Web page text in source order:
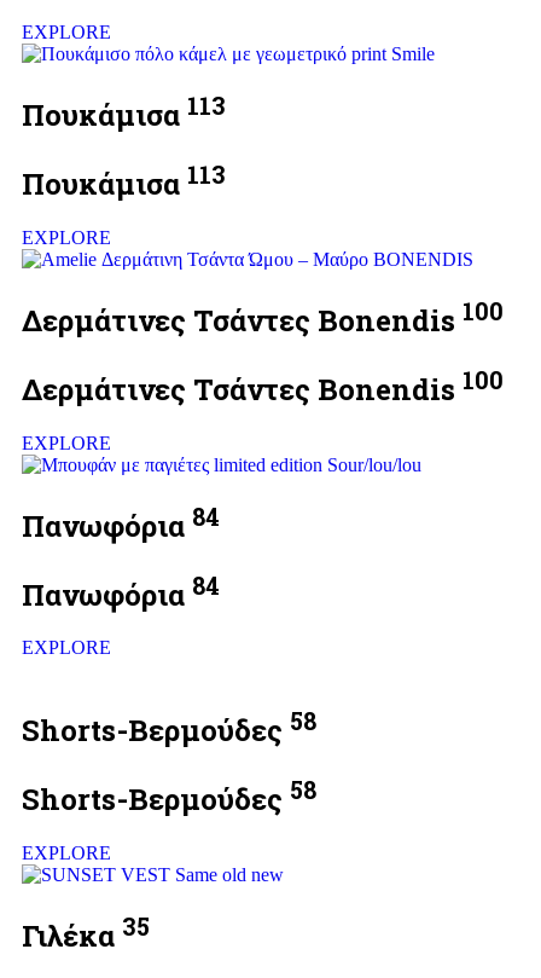
EXPLORE
Πουκάμισα 113
Πουκάμισα 113
EXPLORE
Δερμάτινες Τσάντες Bonendis 100
Δερμάτινες Τσάντες Bonendis 100
EXPLORE
Πανωφόρια 84
Πανωφόρια 84
EXPLORE
Shorts-Βερμούδες 58
Shorts-Βερμούδες 58
EXPLORE
Γιλέκα 35